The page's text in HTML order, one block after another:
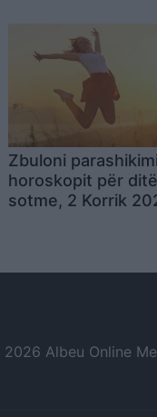
Zbuloni
horoskopit për
sotme, 2 Korrik
2026 Albeu Online